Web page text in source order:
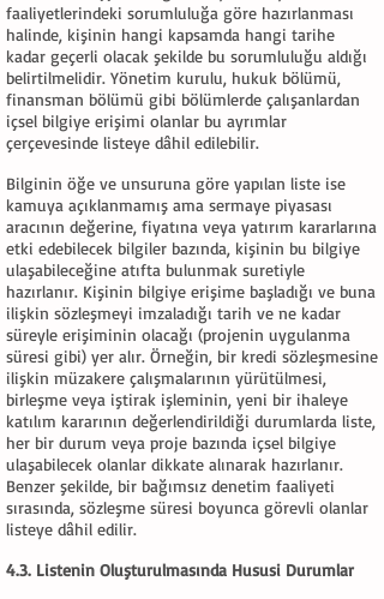
faaliyetlerindeki sorumluluğa göre hazırlanması
halinde, kişinin hangi kapsamda hangi tarihe
kadar geçerli olacak şekilde bu sorumluluğu aldığı
belirtilmelidir. Yönetim kurulu, hukuk bölümü,
finansman bölümü gibi bölümlerde çalışanlardan
içsel bilgiye erişimi olanlar bu ayrımlar
çerçevesinde listeye dâhil edilebilir.
Bilginin öğe ve unsuruna göre yapılan liste ise
kamuya açıklanmamış ama sermaye piyasası
aracının değerine, fiyatına veya yatırım kararlarına
etki edebilecek bilgiler bazında, kişinin bu bilgiye
ulaşabileceğine atıfta bulunmak suretiyle
hazırlanır. Kişinin bilgiye erişime başladığı ve buna
ilişkin sözleşmeyi imzaladığı tarih ve ne kadar
süreyle erişiminin olacağı (projenin uygulanma
süresi gibi) yer alır. Örneğin, bir kredi sözleşmesine
ilişkin müzakere çalışmalarının yürütülmesi,
birleşme veya iştirak işleminin, yeni bir ihaleye
katılım kararının değerlendirildiği durumlarda liste,
her bir durum veya proje bazında içsel bilgiye
ulaşabilecek olanlar dikkate alınarak hazırlanır.
Benzer şekilde, bir bağımsız denetim faaliyeti
sırasında, sözleşme süresi boyunca görevli olanlar
listeye dâhil edilir.
4.3. Listenin Oluşturulmasında Hususi Durumlar